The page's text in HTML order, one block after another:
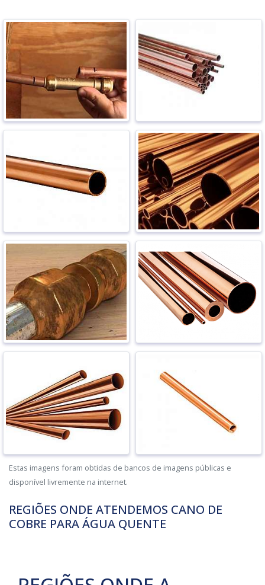
Estas imagens foram obtidas de bancos de imagens públicas e
disponível livremente na internet.
REGIÕES ONDE ATENDEMOS CANO DE
COBRE PARA ÁGUA QUENTE